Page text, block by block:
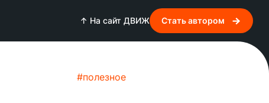
↑ На сайт ДВИЖ Стать автором
#полезное